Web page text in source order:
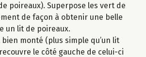
poireaux). Superpose les vert de
de façon à obtenir une belle
un lit de poireaux.
monté (plus simple qu’un lit
le côté gauche de celui-ci